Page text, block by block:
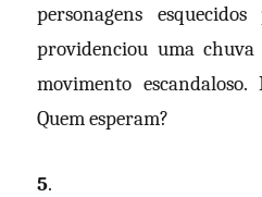
personagens
providenciou uma
movimento
Quem esperam?
5.